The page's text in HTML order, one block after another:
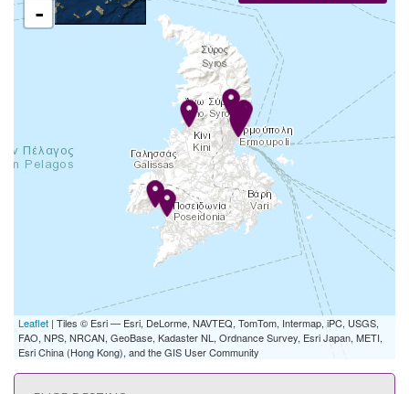
-
Leaflet | Tiles © Esri — Esri, DeLorme, NAVTEQ, TomTom, Intermap, iPC, USGS,
FAO, NPS, NRCAN, GeoBase, Kadaster NL, Ordnance Survey, Esri Japan, METI,
Esri China (Hong Kong), and the GIS User Community